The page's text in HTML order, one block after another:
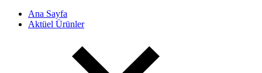
Ana Sayfa
Aktüel Ürünler